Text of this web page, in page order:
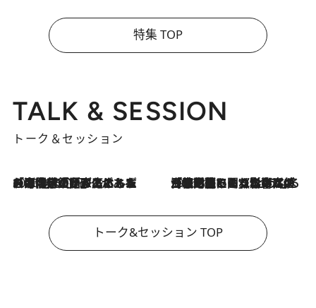
特集 TOP
TALK & SESSION
トーク＆セッション
2026.8.3
「今後値上げがあるとすれば…」「リスクがあるのは今年の冬」エネルギー専門家が語る、ホルムズ海峡封鎖が家庭にもたらす“ある心配” 2026.8.3
「住宅建てられない…」「サーチャージ料の高値が続いている」ホルムズ海峡封鎖による影響はいつまで続く？《エネルギー専門家に聞く“どうなる日本の暮らし”》
トーク&セッション TOP